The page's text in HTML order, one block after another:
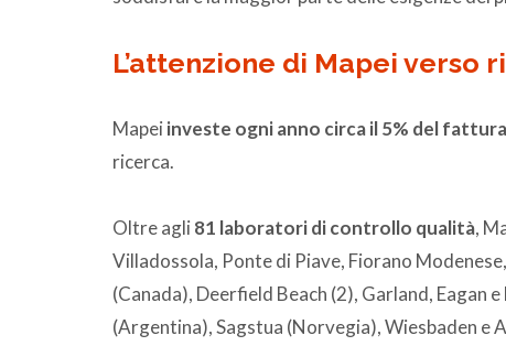
L’attenzione di Mapei verso
Mapei investe ogni anno circa il 5% del
ricerca.
Oltre agli 81 laboratori di controllo qualità,
Villadossola, Ponte di Piave, Fiorano
(Canada), Deerfield Beach (2), Garland, Eagan
(Argentina), Sagstua (Norvegia), Wiesbaden e